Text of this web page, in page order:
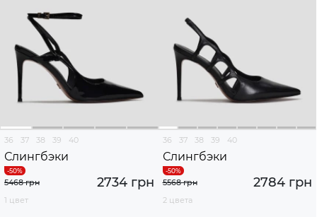
36 37 38 39 40
Слингбэки
2734 грн
5468 грн
1 цвет
36 37 38 39 40
Слингбэки
2784 грн
5568 грн
2 цвета